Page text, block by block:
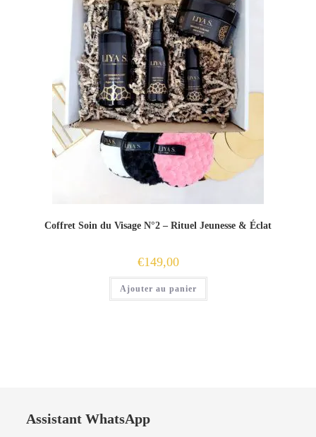
Coffret Soin du Visage N°2 – Rituel Jeunesse & Éclat
€149,00
Ajouter au panier
Assistant WhatsApp